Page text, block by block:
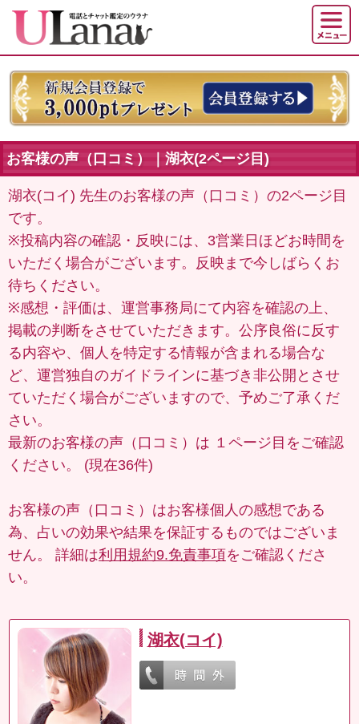
お客様の声（口コミ）｜湖衣(2ページ目)
湖衣(コイ) 先生のお客様の声（口コミ）の2ページ目
です。
※投稿内容の確認・反映には、3営業日ほどお時間を
いただく場合がございます。反映まで今しばらくお
待ちください。
※感想・評価は、運営事務局にて内容を確認の上、
掲載の判断をさせていただきます。公序良俗に反す
る内容や、個人を特定する情報が含まれる場合な
ど、運営独自のガイドラインに基づき非公開とさせ
ていただく場合がございますので、予めご了承くだ
さい。
最新のお客様の声（口コミ）は １ページ目 をご確認
ください。 (現在36件)
お客様の声（口コミ）はお客様個人の感想である
為、占いの効果や結果を保証するものではございま
せん。 詳細は利用規約9.免責事項をご確認くださ
い。
湖衣(コイ)